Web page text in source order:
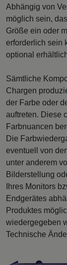
Abhängig von
möglich sein,
Größe ein oder
erforderlich sein
optional
Sämtliche
Chargen
der Farbe oder
auftreten. Diese
Farbnuancen
Die
eventuell von
unter anderem
Bilderstellung
Ihres Monitors
Endgerätes
Produktes
wiedergegeben
Technische